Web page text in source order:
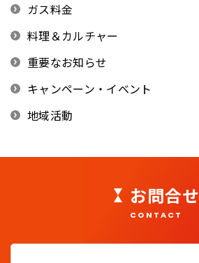
ガス料金
料理＆カルチャー
重要なお知らせ
キャンペーン・イベント
地域活動
お問合せ
CONTACT